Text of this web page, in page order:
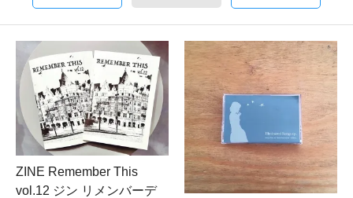
ZINE Remember This
vol.12 ジン リメンバーデ